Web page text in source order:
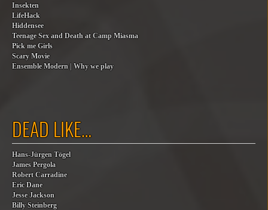
Insekten
LifeHack
Hiddensee
Teenage Sex and Death at Camp Miasma
Pick me Girls
Scary Movie
Ensemble Modern | Why we play
DEAD LIKE…
Hans-Jürgen Tögel
James Pergola
Robert Carradine
Eric Dane
Jesse Jackson
Billy Steinberg